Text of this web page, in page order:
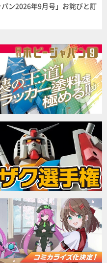
パン2026年9月号」お詫びと訂